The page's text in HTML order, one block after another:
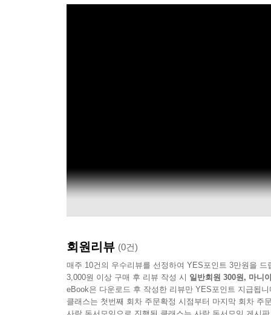
회원리뷰 (0건)
매주 10건의 우수리뷰를 선정하여 YES포인트 3만원을 드
3,000원 이상 구매 후 리뷰 작성 시 일반회원 300원, 마니
eBook은 다운로드 후 작성한 리뷰만 YES포인트 지급됩니
클래스는 첫번째 회차 주문확정 시점부터 마지막 회차 주